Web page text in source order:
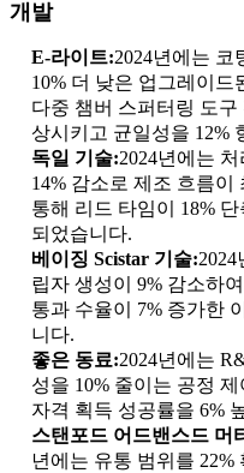
개발
E-라이트:2024년에는 코
10% 더 낮은 업그레이드
다중 챔버 스퍼터링 도
상시키고 균일성을 12%
독일 기술:2024년에는
14% 감소로 제조 흐름
통해 리드 타임이 18%
되었습니다.
베이징 Scistar 기술:2024
립자 생성이 9% 감소하
통과 수율이 7% 증가한
니다.
좋은 동료:2024년에는
성을 10% 줄이는 공정
자격 획득 성공률을 6%
스탠포드 어드밴스드 머
년에는 유통 범위를